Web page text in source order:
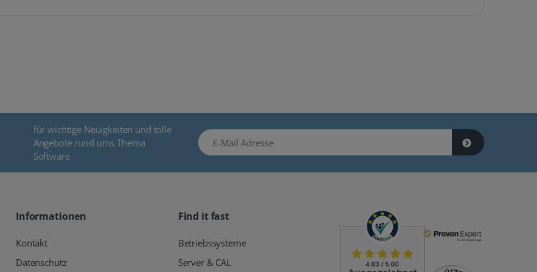
für wichtige Neuigkeiten und tolle
Angebote rund ums Thema
Software
E-Mail Adresse
Informationen
Kontakt
Datenschutz
Find it fast
Betriebssysteme
Server & CAL